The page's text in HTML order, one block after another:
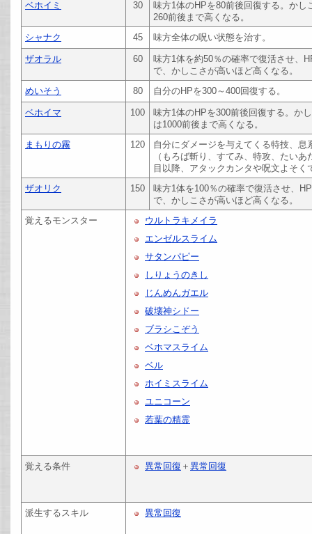
ベホイミ
30
味方1体のHPを80前後回復する。か
260前後まで高くなる。
シャナク
45 味方全体の呪い状態を治す。
ザオラル 60
味方1体を約50％の確率で復活させ、
で、かしこさが高いほど高くなる。
めいそう
80 自分のHPを300～400回復する。
ベホイマ 100
味方1体のHPを300前後回復する。か
は1000前後まで高くなる。
まもりの霧
120
自分にダメージを与えてくる特技、
（もろば斬り、すてみ、特攻、たい
目以降、アタックカンタや呪文よそ
ザオリク
150
味方1体を100％の確率で復活させ、
で、かしこさが高いほど高くなる。
覚えるモンスター
ウルトラキメイラ
エンゼルスライム
サタンパピー
しりょうのきし
じんめんガエル
破壊神シドー
ブラシこぞう
ベホマスライム
ベル
ホイミスライム
ユニコーン
若葉の精霊
覚える条件 異常回復 ＋ 異常回復
派生するスキル 異常回復